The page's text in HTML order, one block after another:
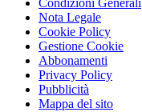
Condizioni Generali
Nota Legale
Cookie Policy
Gestione Cookie
Abbonamenti
Privacy Policy
Pubblicità
Mappa del sito